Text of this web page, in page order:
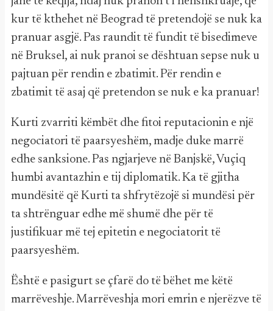
kur të kthehet në Beograd të pretendojë se nuk ka
pranuar asgjë. Pas raundit të fundit të bisedimeve
në Bruksel, ai nuk pranoi se dështuan sepse nuk u
pajtuan për rendin e zbatimit. Për rendin e
zbatimit të asaj që pretendon se nuk e ka pranuar!
Kurti zvarriti këmbët dhe fitoi reputacionin e një
negociatori të paarsyeshëm, madje duke marrë
edhe sanksione. Pas ngjarjeve në Banjskë, Vuçiq
humbi avantazhin e tij diplomatik. Ka të gjitha
mundësitë që Kurti ta shfrytëzojë si mundësi për
ta shtrënguar edhe më shumë dhe për të
justifikuar më tej epitetin e negociatorit të
paarsyeshëm.
Është e pasigurt se çfarë do të bëhet me këtë
marrëveshje. Marrëveshja mori emrin e njerëzve të